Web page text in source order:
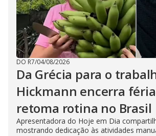
DO R7/04/08/2026
Da Grécia para o
Hickmann encerra
retoma rotina no Brasil
Apresentadora do Hoje em Dia
mostrando dedicação às atividades